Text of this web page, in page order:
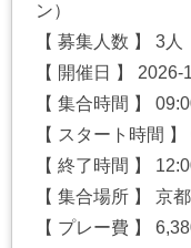
ン）
【 募集人数 】 3人
【 開催日 】 2026-
【 集合時間 】
【 スタート時間
【 終了時間 】
【 集合場所 】 京
【 プレー費 】